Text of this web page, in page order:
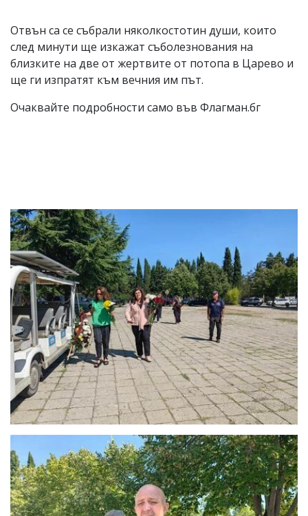
Отвън са се събрали няколкостотин души, които
след минути ще изкажат съболезнования на
близките на две от жертвите от потопа в Царево и
ще ги изпратят към вечния им път.
Очаквайте подробности само във Флагман.бг